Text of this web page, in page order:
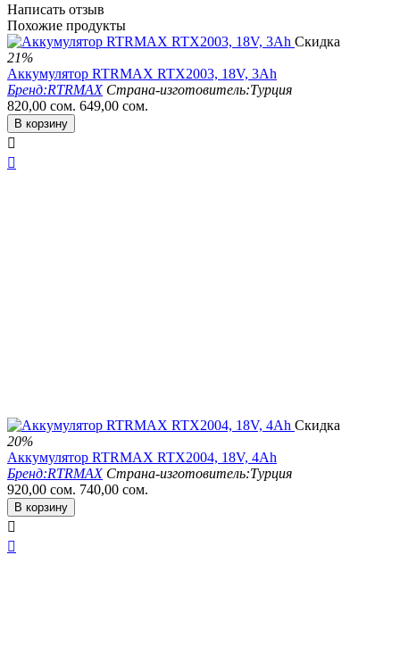
Написать отзыв
Похожие продукты
Скидка
21%
Аккумулятор RTRMAX RTX2003, 18V, 3Ah
Бренд:RTRMAX Страна-изготовитель:Турция
820,00 сом. 649,00 сом.
В корзину


Скидка
20%
Аккумулятор RTRMAX RTX2004, 18V, 4Ah
Бренд:RTRMAX Страна-изготовитель:Турция
920,00 сом. 740,00 сом.
В корзину

